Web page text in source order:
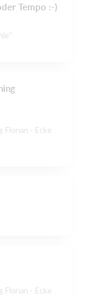
Tempo :-)
Florian - Ecke
Florian - Ecke